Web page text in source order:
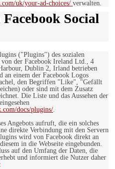
uk/your-ad-choices/ verwalten.
Social
("Plugins") des sozialen
der Facebook Ireland Ltd., 4
Dublin 2, Irland betrieben
einem der Facebook Logos
den Begriffen "Like", "Gefällt
oder sind mit dem Zusatz
Die Liste und das Aussehen der
docs/plugins/.
Angebots aufruft, die ein solches
direkte Verbindung mit den Servern
wird von Facebook direkt an
in die Webseite eingebunden.
auf den Umfang der Daten, die
und informiert die Nutzer daher
: